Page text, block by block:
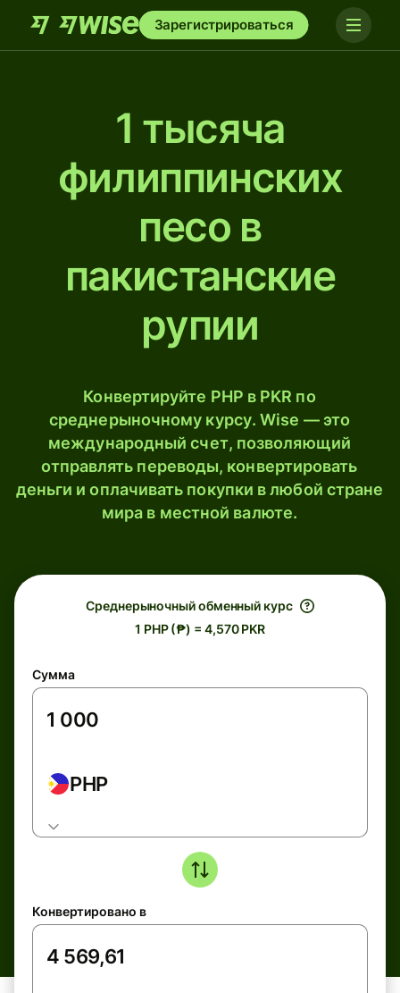
Зарегистрироваться
1 тысяча
филиппинских
песо в
пакистанские
рупии
Конвертируйте PHP в PKR по
среднерыночному курсу. Wise — это
международный счет, позволяющий
отправлять переводы, конвертировать
деньги и оплачивать покупки в любой стране
мира в местной валюте.
Среднерыночный обменный курс
1 PHP (₱) = 4,570 PKR
Сумма
PHP
Конвертировано в